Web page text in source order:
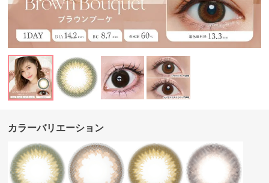
カラーバリエーション